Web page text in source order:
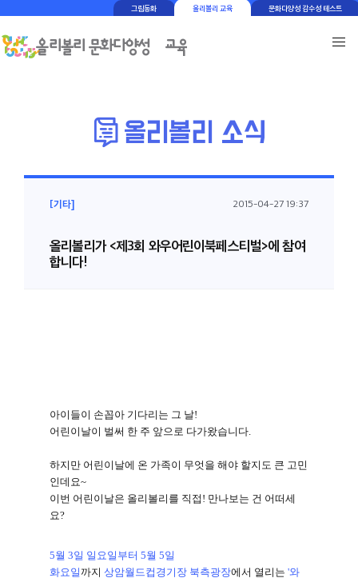
그림동화 올리볼리 교육 문화다양성 감수성 테스트
[기타] 2015-04-27 19:37
올리볼리가 <제3회 와우어린이북페스티벌>에 참여
합니다!
아이들이 손꼽아 기다리는 그 날!
어린이날이 벌써 한 주 앞으로 다가왔습니다.
하지만 어린이날에 온 가족이 무엇을 해야 할지도 큰 고민
인데요~
이번 어린이날은 올리볼리를 직접 ! 만나보는 건 어떠세
요?
5월 3일 일요일부터 5월 5일
화요일까지상암월드컵경기장 북측광장에서 열리는 '와